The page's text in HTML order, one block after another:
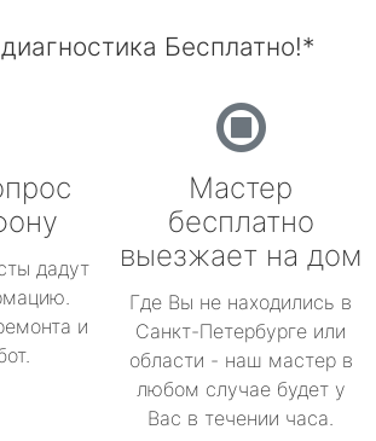
Бесплатно!*
дадут
и
Мастер
бесплатно
выезжает на дом
Где Вы не находились в
Санкт-Петербурге или
области - наш мастер в
любом случае будет у
Вас в течении часа.